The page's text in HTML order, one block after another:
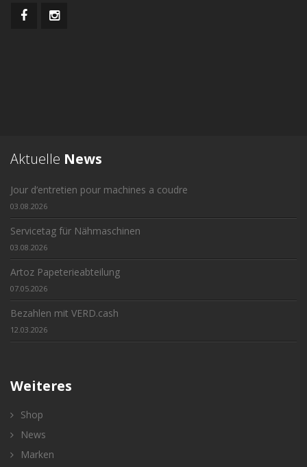
Aktuelle News
Jour d‘entretien pour machines a coudre
03.08.2026
Servicetag für Nähmaschinen
03.08.2026
Artoz Papeterieabteilung
07.05.2026
Bezahlen mit VERD.cash
12.03.2026
Weiteres
Shop
News
Marken